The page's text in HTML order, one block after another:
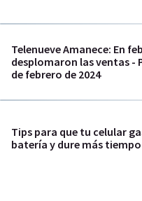
Telenueve Amanece: En
desplomaron las ventas -
de febrero de 2024
Tips para que tu celular
batería y dure más